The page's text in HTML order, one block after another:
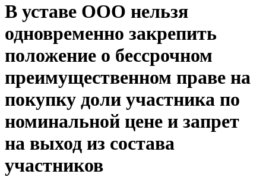
В уставе ООО нельзя
одновременно закрепить
положение о бессрочном
преимущественном праве на
покупку доли участника по
номинальной цене и запрет
на выход из состава
участников